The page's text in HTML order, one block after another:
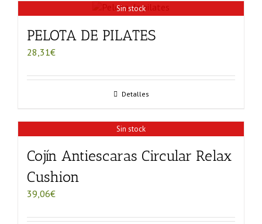
Sin stock
PELOTA DE PILATES
28,31€
Detalles
Sin stock
Cojín Antiescaras Circular Relax
Cushion
39,06€